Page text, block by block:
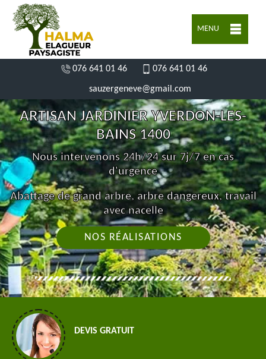
MENU
076 641 01 46 076 641 01 46
sauzergeneve@gmail.com
ARTISAN JARDINIER YVERDON-LES-
BAINS 1400
Nous intervenons 24h/24 sur 7j/7 en cas
d'urgence
Abattage de grand arbre, arbre dangereux, travail
avec nacelle
NOS RÉALISATIONS
DEVIS GRATUIT